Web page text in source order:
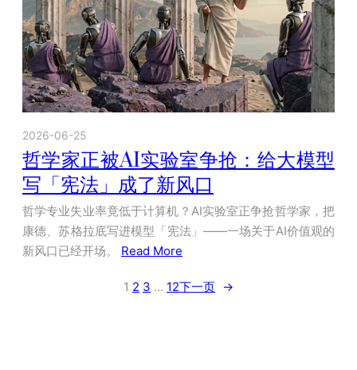
2026-06-25
哲学家正被AI实验室争抢：给大模型
写「宪法」成了新风口
哲学专业失业率竟低于计算机？AI实验室正争抢哲学家，把
康德、苏格拉底写进模型「宪法」——一场关于AI价值观的
新风口已经开场。 Read More
1 2 3 … 12下一页 →